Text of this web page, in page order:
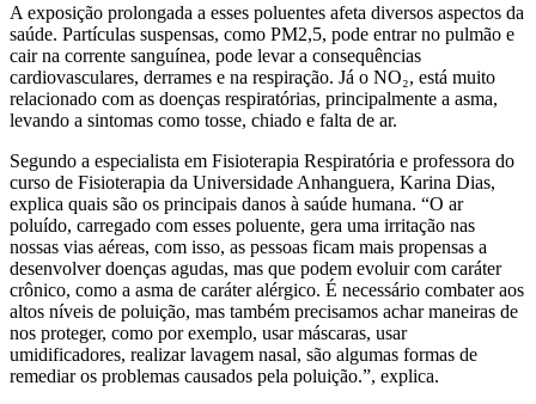
A exposição prolongada a esses poluentes afeta diversos aspectos da
saúde. Partículas suspensas, como PM2,5, pode entrar no pulmão e
cair na corrente sanguínea, pode levar a consequências
cardiovasculares, derrames e na respiração. Já o NO₂, está muito
relacionado com as doenças respiratórias, principalmente a asma,
levando a sintomas como tosse, chiado e falta de ar.
Segundo a especialista em Fisioterapia Respiratória e professora do
curso de Fisioterapia da Universidade Anhanguera, Karina Dias,
explica quais são os principais danos à saúde humana. “O ar
poluído, carregado com esses poluente, gera uma irritação nas
nossas vias aéreas, com isso, as pessoas ficam mais propensas a
desenvolver doenças agudas, mas que podem evoluir com caráter
crônico, como a asma de caráter alérgico. É necessário combater aos
altos níveis de poluição, mas também precisamos achar maneiras de
nos proteger, como por exemplo, usar máscaras, usar
umidificadores, realizar lavagem nasal, são algumas formas de
remediar os problemas causados pela poluição.”, explica.